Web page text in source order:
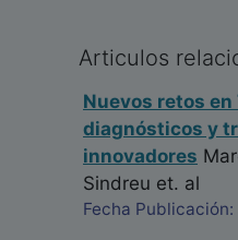
Articulos
Nuevos retos en
diagnósticos y
innovadores
Sindreu et. al
Fecha